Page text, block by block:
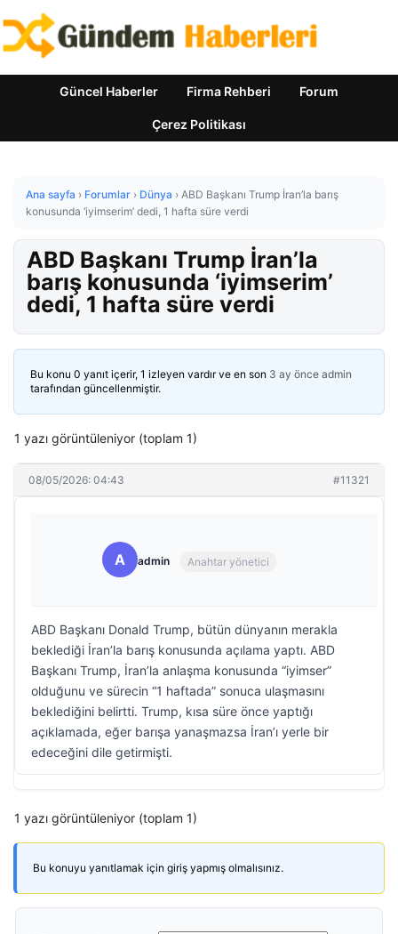
Güncel Haberler Firma Rehberi Forum
Çerez Politikası
Ana sayfa › Forumlar › Dünya › ABD Başkanı Trump İran’la barış
konusunda ‘iyimserim’ dedi, 1 hafta süre verdi
ABD Başkanı Trump İran’la
barış konusunda ‘iyimserim’
dedi, 1 hafta süre verdi
Bu konu 0 yanıt içerir, 1 izleyen vardır ve en son 3 ay önce admin
tarafından güncellenmiştir.
1 yazı görüntüleniyor (toplam 1)
08/05/2026: 04:43 #11321
A admin Anahtar yönetici
ABD Başkanı Donald Trump, bütün dünyanın merakla
beklediği İran’la barış konusunda açılama yaptı. ABD
Başkanı Trump, İran’la anlaşma konusunda “iyimser”
olduğunu ve sürecin “1 haftada” sonuca ulaşmasını
beklediğini belirtti. Trump, kısa süre önce yaptığı
açıklamada, eğer barışa yanaşmazsa İran’ı yerle bir
edeceğini dile getirmişti.
1 yazı görüntüleniyor (toplam 1)
Bu konuyu yanıtlamak için giriş yapmış olmalısınız.